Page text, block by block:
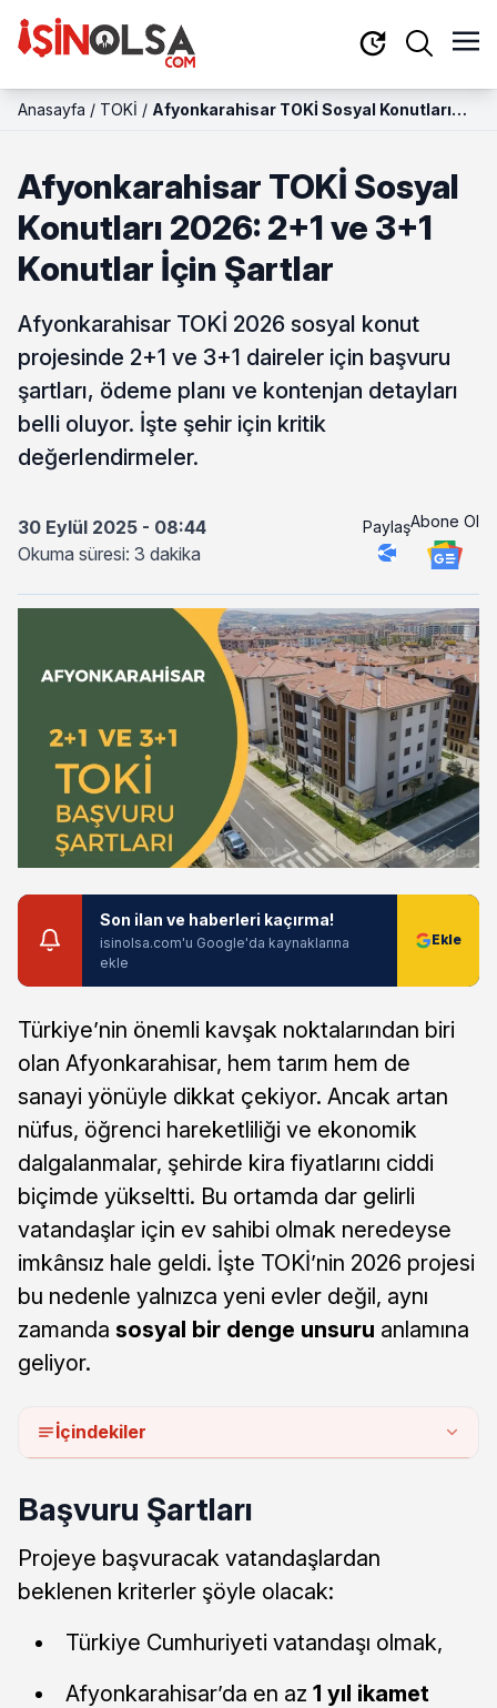
Anasayfa / TOKİ / Afyonkarahisar TOKİ Sosyal Konutları
Afyonkarahisar TOKİ Sosyal
Konutları 2026: 2+1 ve 3+1
Konutlar İçin Şartlar
Afyonkarahisar TOKİ 2026 sosyal konut
projesinde 2+1 ve 3+1 daireler için başvuru
şartları, ödeme planı ve kontenjan detayları
belli oluyor. İşte şehir için kritik
değerlendirmeler.
30 Eylül 2025 - 08:44
Okuma süresi: 3 dakika
PaylaşAbone Ol
Son ilan ve haberleri kaçırma!
isinolsa.com'u Google'da kaynaklarına
ekle
Türkiye’nin önemli kavşak noktalarından biri
olan Afyonkarahisar, hem tarım hem de
sanayi yönüyle dikkat çekiyor. Ancak artan
nüfus, öğrenci hareketliliği ve ekonomik
dalgalanmalar, şehirde kira fiyatlarını ciddi
biçimde yükseltti. Bu ortamda dar gelirli
vatandaşlar için ev sahibi olmak neredeyse
imkânsız hale geldi. İşte TOKİ’nin 2026 projesi
bu nedenle yalnızca yeni evler değil, aynı
zamanda sosyal bir denge unsuru anlamına
geliyor.
İçindekiler
Başvuru Şartları
Projeye başvuracak vatandaşlardan
beklenen kriterler şöyle olacak:
Türkiye Cumhuriyeti vatandaşı olmak,
Afyonkarahisar’da en az 1 yıl ikamet